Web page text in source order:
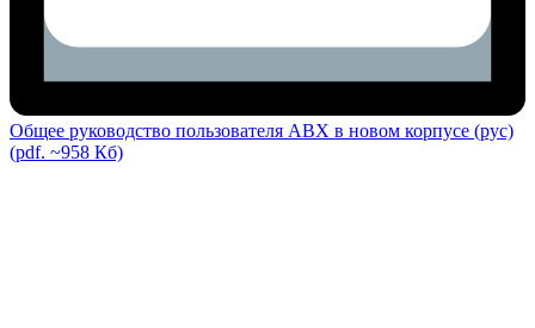
Общее руководство пользователя ABX в новом корпусе (рус)
(pdf. ~958 Кб)